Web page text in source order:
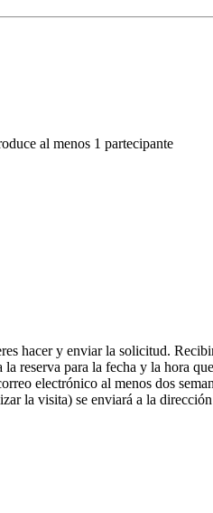
al menos 1 partecipante
hacer y enviar la solicitud.
reserva para la fecha y la hora
electrónico al menos dos
la visita) se enviará a la